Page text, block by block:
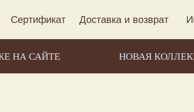
Сертификат Доставка и возврат
НОВАЯ КОЛЛЕКЦИЯ